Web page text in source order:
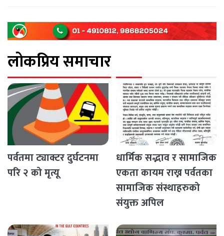
लोकप्रिय समाचार
पर्वतमा ट्याक्टर दुर्घटनमा
परि २ को मृत्यू
धार्मिक सद्भाव र सामाजिक
एकता कायम राख्न पर्वतका
सामाजिक संस्थाहरुको
संयुक्त अपिल